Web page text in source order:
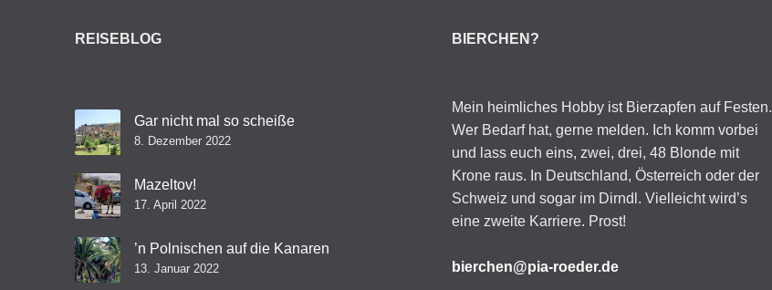
REISEBLOG
Gar nicht mal so scheiße
8. Dezember 2022
Mazeltov!
17. April 2022
’n Polnischen auf die Kanaren
13. Januar 2022
BIERCHEN?
Mein heimliches Hobby ist Bierzapfen auf Festen.
Wer Bedarf hat, gerne melden. Ich komm vorbei
und lass euch eins, zwei, drei, 48 Blonde mit
Krone raus. In Deutschland, Österreich oder der
Schweiz und sogar im Dirndl. Vielleicht wird’s
eine zweite Karriere. Prost!
bierchen@pia-roeder.de